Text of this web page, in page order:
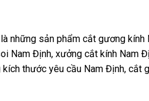
những sản phẩm cắt gương
Nam Định, xưởng cắt kính Nam
thước yêu cầu Nam Định, cắt